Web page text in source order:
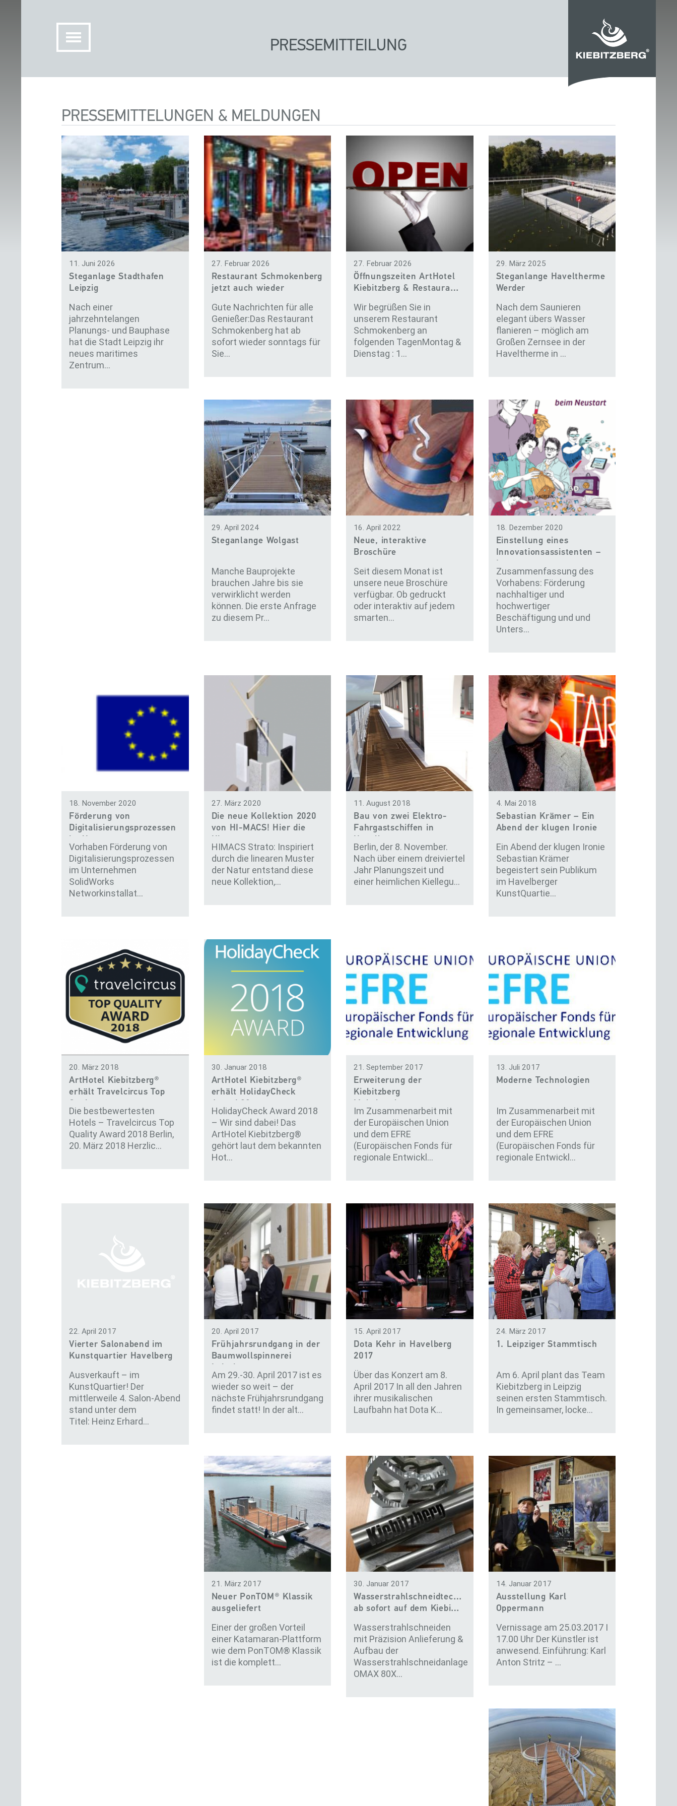
PRESSEMITTEILUNG
PRESSEMITTELUNGEN & MELDUNGEN
11. Juni 2026
Steganlage Stadthafen
Leipzig
Nach einer
jahrzehntelangen
Planungs- und Bauphase
hat die Stadt Leipzig ihr
neues maritimes
Zentrum…
27. Februar 2026
Restaurant Schmokenberg
jetzt auch wieder
Gute Nachrichten für alle
Genießer:Das Restaurant
Schmokenberg hat ab
sofort wieder sonntags für
Sie…
27. Februar 2026
Öffnungszeiten ArtHotel
Kiebitzberg & Restaura…
Wir begrüßen Sie in
unserem Restaurant
Schmokenberg an
folgenden Tagen ​Montag &
Dienstag : 1…
29. März 2025
Steganlange Haveltherme
Werder
Nach dem Saunieren
elegant übers Wasser
flanieren – möglich am
Großen Zernsee in der
Haveltherme in …
29. April 2024
Steganlange Wolgast
Manche Bauprojekte
brauchen Jahre bis sie
verwirklicht werden
können. Die erste Anfrage
zu diesem Pr…
16. April 2022
Neue, interaktive
Broschüre
Seit diesem Monat ist
unsere neue Broschüre
verfügbar. Ob gedruckt
oder interaktiv auf jedem
smarten…
18. Dezember 2020
Einstellung eines
Innovationsassistenten –
Zusammenfassung des
Vorhabens: Förderung
nachhaltiger und
hochwertiger
Beschäftigung und und
Unters…
18. November 2020
Förderung von
Digitalisierungsprozessen
Vorhaben Förderung von
Digitalisierungsprozessen
im Unternehmen
SolidWorks
Networkinstallat…
27. März 2020
Die neue Kollektion 2020
von HI-MACS! Hier die
HIMACS Strato: Inspiriert
durch die linearen Muster
der Natur entstand diese
neue Kollektion,…
11. August 2018
Bau von zwei Elektro-
Fahrgastschiffen in
Berlin, der 8. November.
Nach über einem dreiviertel
Jahr Planungszeit und
einer heimlichen Kiellegu…
4. Mai 2018
Sebastian Krämer – Ein
Abend der klugen Ironie
Ein Abend der klugen Ironie
Sebastian Krämer
begeistert sein Publikum
im Havelberger
KunstQuartie…
20. März 2018
ArtHotel Kiebitzberg®
erhält Travelcircus Top
Die bestbewertesten
Hotels – Travelcircus Top
Quality Award 2018 Berlin,
20. März 2018 Herzlic…
30. Januar 2018
ArtHotel Kiebitzberg®
erhält HolidayCheck
HolidayCheck Award 2018
– Wir sind dabei! Das
ArtHotel Kiebitzberg®
gehört laut dem bekannten
Hot…
21. September 2017
Erweiterung der
Kiebitzberg
Im Zusammenarbeit mit
der Europäischen Union
und dem EFRE
(Europäischen Fonds für
regionale Entwickl…
13. Juli 2017
Moderne Technologien
Im Zusammenarbeit mit
der Europäischen Union
und dem EFRE
(Europäischen Fonds für
regionale Entwickl…
22. April 2017
Vierter Salonabend im
Kunstquartier Havelberg
Ausverkauft – im
KunstQuartier! Der
mittlerweile 4. Salon-Abend
stand unter dem
Titel: Heinz Erhard…
20. April 2017
Frühjahrsrundgang in der
Baumwollspinnerei
Am 29.-30. April 2017 ist es
wieder so weit – der
nächste Frühjahrsrundgang
findet statt! In der alt…
15. April 2017
Dota Kehr in Havelberg
2017
Über das Konzert am 8.
April 2017 In all den Jahren
ihrer musikalischen
Laufbahn hat Dota K…
24. März 2017
1. Leipziger Stammtisch
Am 6. April plant das Team
Kiebitzberg in Leipzig
seinen ersten Stammtisch.
In gemeinsamer, locke…
21. März 2017
Neuer PonTOM® Klassik
ausgeliefert
Einer der großen Vorteil
einer Katamaran-Plattform
wie dem PonTOM® Klassik
ist die komplett…
30. Januar 2017
Wasserstrahlschneidtechnik
ab sofort auf dem Kiebi…
Wasserstrahlschneiden
mit Präzision Anlieferung &
Aufbau der
Wasserstrahlschneidanlage
OMAX 80X…
14. Januar 2017
Ausstellung Karl
Oppermann
Vernissage am 25.03.2017 I
17.00 Uhr Der Künstler ist
anwesend. Einführung: Karl
Anton Stritz – …